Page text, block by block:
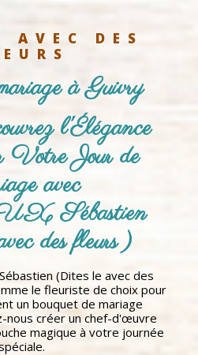
AVEC DES
à Guivry
l'Élégance
Votre Jour de
avec
Sébastien
des fleurs )
(Dites le avec des
le fleuriste de choix pour
un bouquet de mariage
nous créer un chef-d'œuvre
magique à votre journée